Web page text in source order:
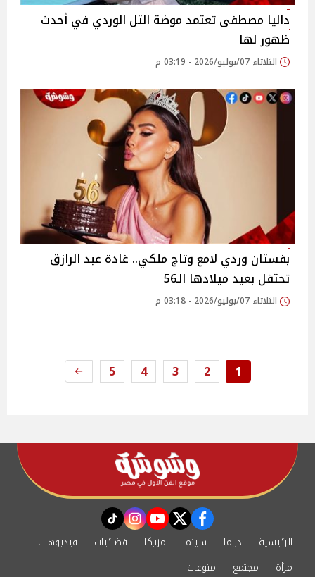
داليا مصطفى تعتمد موضة التل الوردي في أحدث
ظهور لها
الثلاثاء 07/يوليو/2026 - 03:19 م
بفستان وردي لامع وتاج ملكي.. غادة عبد الرازق
تحتفل بعيد ميلادها الـ56
الثلاثاء 07/يوليو/2026 - 03:18 م
1
2
3
4
5
facebook
twitter
youtube
instagram
tiktok
الرئيسية دراما سينما مزيكا فضائيات
فيديوهات
مرأة
مجتمع منوعات